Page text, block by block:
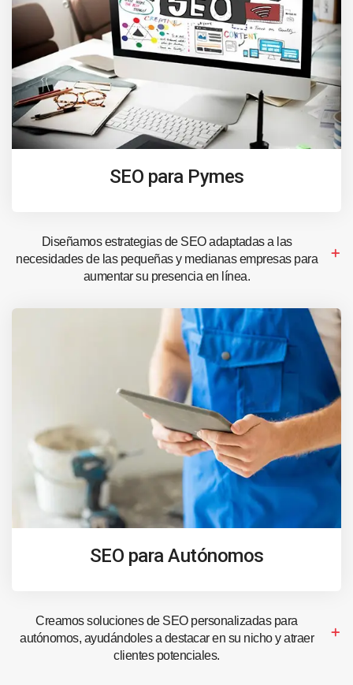
SEO para Pymes
Diseñamos estrategias de SEO adaptadas a las
necesidades de las pequeñas y medianas empresas para
aumentar su presencia en línea.
SEO para Autónomos
Creamos soluciones de SEO personalizadas para
autónomos, ayudándoles a destacar en su nicho y atraer
clientes potenciales.